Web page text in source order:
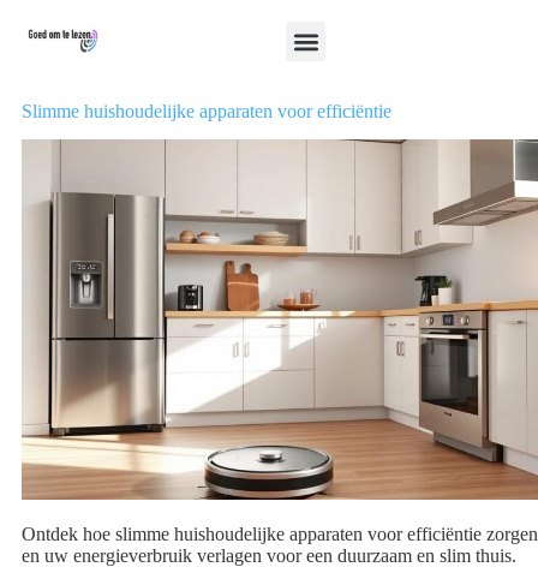
Slimme huishoudelijke apparaten voor efficiëntie
Ontdek hoe slimme huishoudelijke apparaten voor efficiëntie zorgen
en uw energieverbruik verlagen voor een duurzaam en slim thuis.